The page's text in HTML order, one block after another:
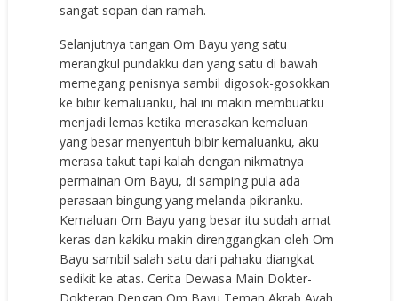
sangat sopan dan ramah.
Selanjutnya tangan Om Bayu yang satu
merangkul pundakku dan yang satu di bawah
memegang penisnya sambil digosok-gosokkan
ke bibir kemaluanku, hal ini makin membuatku
menjadi lemas ketika merasakan kemaluan
yang besar menyentuh bibir kemaluanku, aku
merasa takut tapi kalah dengan nikmatnya
permainan Om Bayu, di samping pula ada
perasaan bingung yang melanda pikiranku.
Kemaluan Om Bayu yang besar itu sudah amat
keras dan kakiku makin direnggangkan oleh Om
Bayu sambil salah satu dari pahaku diangkat
sedikit ke atas. Cerita Dewasa Main Dokter-
Dokteran Dengan Om Bayu Teman Akrab Ayah